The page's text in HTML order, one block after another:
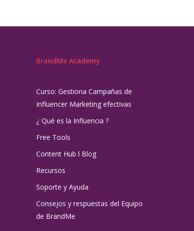
BrandMe Academy
Curso: Gestiona Campañas de
Influencer Marketing efectivas
¿ Qué es la Influencia ?
Free Tools
Content Hub l Blog
Recursos
Soporte y Ayuda
Consejos y respuestas del Equipo
de BrandMe